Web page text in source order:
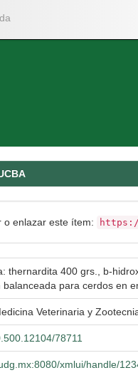
o enlazar este ítem:
thernardita 400 grs., b-
para cerdos en
Veterinaria y
78711
xmlui/handle/